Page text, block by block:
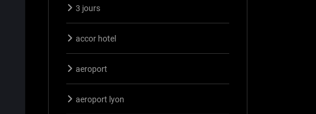
3 jours
accor hotel
aeroport
aeroport lyon